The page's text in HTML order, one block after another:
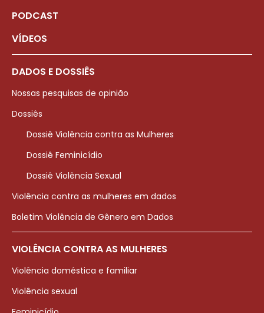
PODCAST
VÍDEOS
DADOS E DOSSIÊS
Nossas pesquisas de opinião
Dossiês
Dossiê Violência contra as Mulheres
Dossiê Feminicídio
Dossiê Violência Sexual
Violência contra as mulheres em dados
Boletim Violência de Gênero em Dados
VIOLÊNCIA CONTRA AS MULHERES
Violência doméstica e familiar
Violência sexual